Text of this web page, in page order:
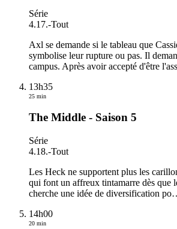
Série
4.17.-Tout
Axl se demande si le tableau que
symbolise leur rupture ou pas. Il
campus. Après avoir accepté d'être
13h35
25 min
The Middle - Saison 5
Série
4.18.-Tout
Les Heck ne supportent plus les
qui font un affreux tintamarre dès que
cherche une idée de diversification po
14h00
20 min